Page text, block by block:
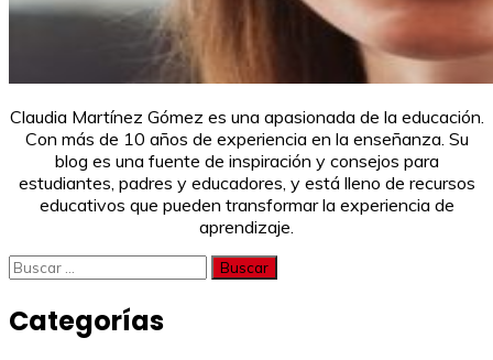
Claudia Martínez Gómez es una apasionada de la educación.
Con más de 10 años de experiencia en la enseñanza. Su
blog es una fuente de inspiración y consejos para
estudiantes, padres y educadores, y está lleno de recursos
educativos que pueden transformar la experiencia de
aprendizaje.
Buscar:
Categorías